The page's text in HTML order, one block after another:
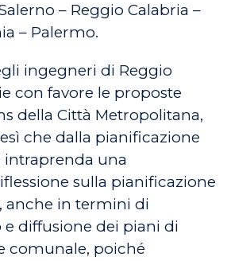
– Reggio Calabria –
– Palermo.
ingegneri di Reggio
con favore le proposte
della Città Metropolitana,
che dalla pianificazione
una
sulla pianificazione
anche in termini di
diffusione dei piani di
comunale, poiché